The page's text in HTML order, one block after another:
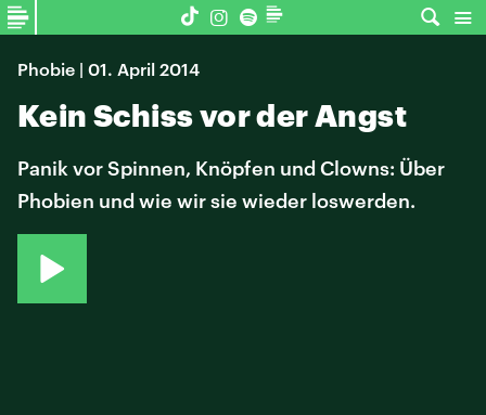
Phobie | 01. April 2014
Kein Schiss vor der Angst
Panik vor Spinnen, Knöpfen und Clowns: Über
Phobien und wie wir sie wieder loswerden.